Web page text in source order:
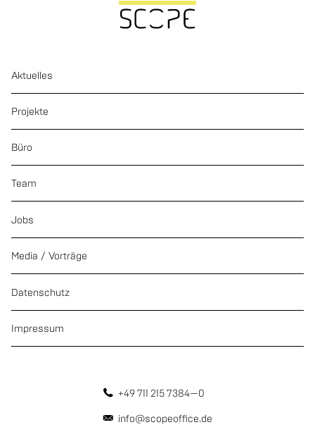
Aktuelles
Projekte
Büro
Team
Jobs
Media / Vorträge
Datenschutz
Impressum
+49 711 215 7384—0
info@scopeoffice.de